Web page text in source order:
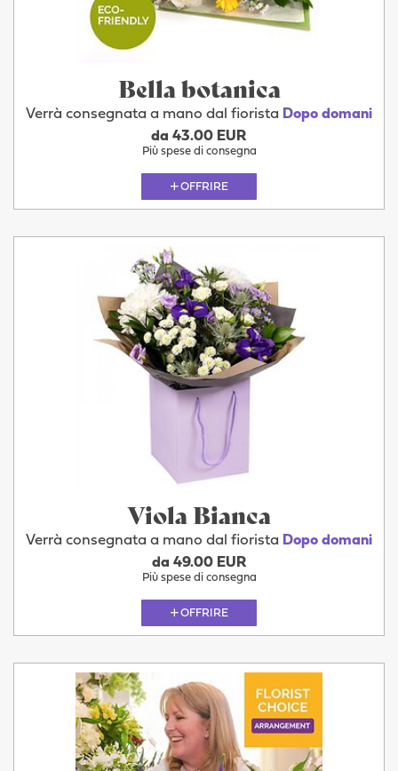
Bella botanica
Verrà consegnata a mano dal fiorista Dopo domani
da 43.00 EUR
Più spese di consegna
OFFRIRE
Viola Bianca
Verrà consegnata a mano dal fiorista Dopo domani
da 49.00 EUR
Più spese di consegna
OFFRIRE